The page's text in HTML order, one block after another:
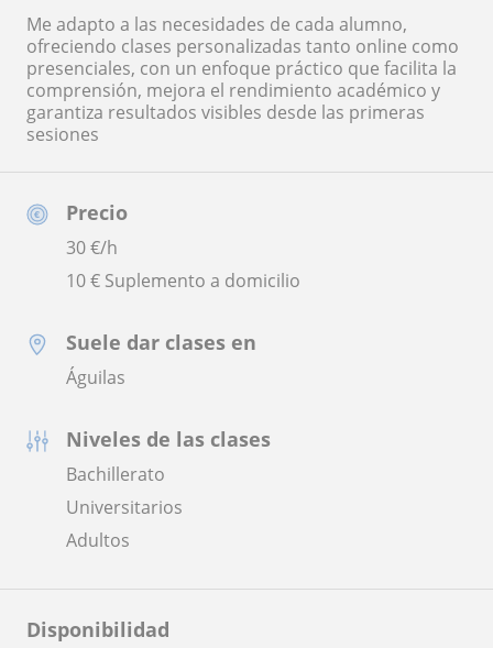
Precio
30€/h
10 € Suplemento a domicilio
Suele dar clases en
Águilas
Niveles de las clases
Bachillerato
Universitarios
Adultos
Disponibilidad
Me adapto a las necesidades de cada alumno,
ofreciendo clases personalizadas tanto online como
presenciales, con un enfoque práctico que facilita la
comprensión, mejora el rendimiento académico y
garantiza resultados visibles desde las primeras
sesiones